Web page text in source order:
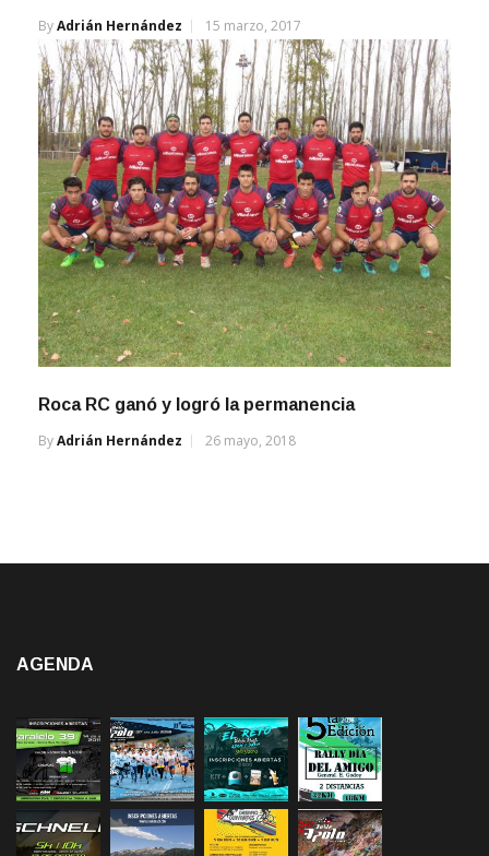
ByAdrián Hernández 15 marzo, 2017
Roca RC ganó y logró la permanencia
ByAdrián Hernández 26 mayo, 2018
AGENDA